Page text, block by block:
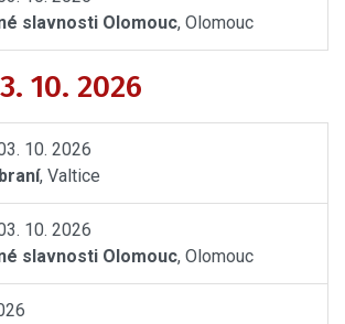
slavnosti Olomouc, Olomouc
10. 2026
10. 2026
, Valtice
10. 2026
slavnosti Olomouc, Olomouc